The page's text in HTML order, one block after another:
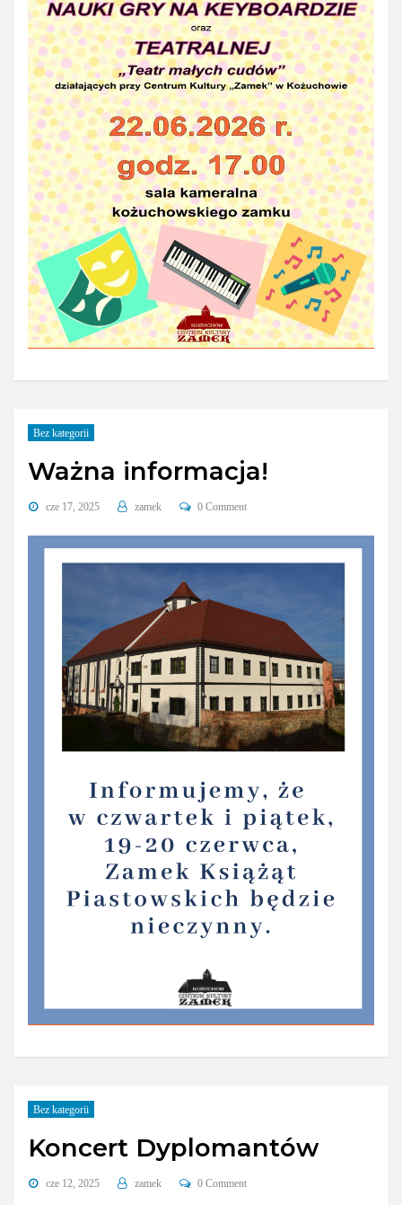
Bez kategorii
Ważna informacja!
cze 17, 2025 zamek 0 Comment
Bez kategorii
Koncert Dyplomantów
cze 12, 2025 zamek 0 Comment